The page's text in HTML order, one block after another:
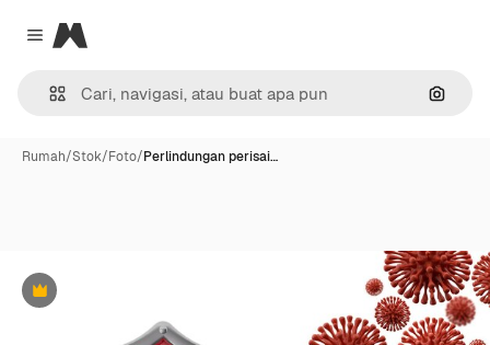
Close menu
Magnific
Rumah/Stok/Foto/Perlindungan perisai…
Premium